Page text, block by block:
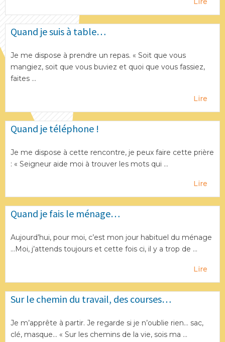
Quand je suis à table…
Je me dispose à prendre un repas. « Soit que vous
mangiez, soit que vous buviez et quoi que vous fassiez,
faites ...
Lire
Quand je téléphone !
Je me dispose à cette rencontre, je peux faire cette prière
: « Seigneur aide moi à trouver les mots qui ...
Lire
Quand je fais le ménage…
Aujourd’hui, pour moi, c’est mon jour habituel du ménage
…Moi, j’attends toujours et cette fois ci, il y a trop de ...
Lire
Sur le chemin du travail, des courses…
Je m’apprête à partir. Je regarde si je n’oublie rien… sac,
clé, masque... « Sur les chemins de la vie, sois ma ...